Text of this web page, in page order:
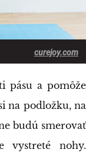
curejoy.com
pásu a pomôže
na podložku, na
budú smerovať
vystreté nohy.